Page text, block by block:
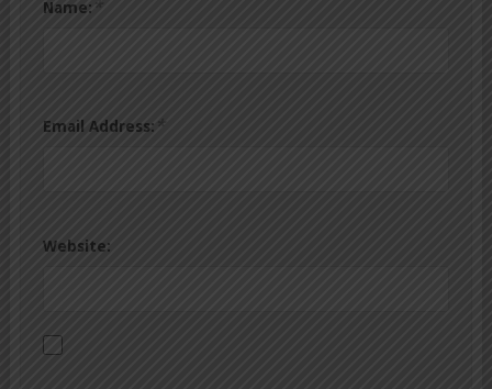
Name: *
Email Address: *
Website: